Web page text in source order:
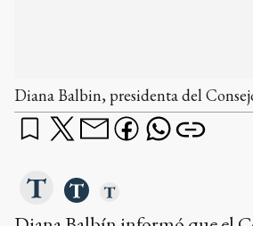
Diana Balbín informó que el
trabajó intensamente desde